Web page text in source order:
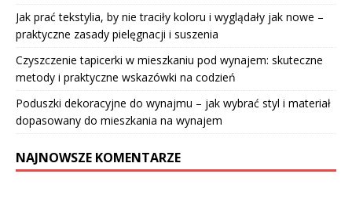
Jak prać tekstylia, by nie traciły koloru i wyglądały jak nowe –
praktyczne zasady pielęgnacji i suszenia
Czyszczenie tapicerki w mieszkaniu pod wynajem: skuteczne
metody i praktyczne wskazówki na codzień
Poduszki dekoracyjne do wynajmu – jak wybrać styl i materiał
dopasowany do mieszkania na wynajem
NAJNOWSZE KOMENTARZE